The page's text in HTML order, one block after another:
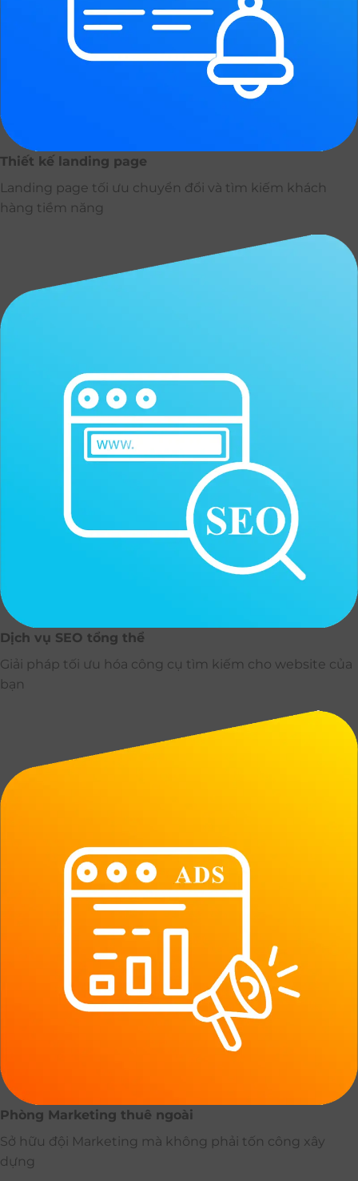
Thiết kế landing page
Landing page tối ưu chuyển đổi và tìm kiếm khách
hàng tiềm năng
Dịch vụ SEO tổng thể
Giải pháp tối ưu hóa công cụ tìm kiếm cho website của
bạn
Phòng Marketing thuê ngoài
Sở hữu đội Marketing mà không phải tốn công xây
dựng